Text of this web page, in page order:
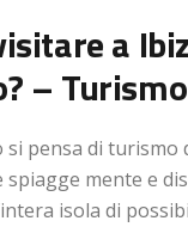
a
–
si pensa di turismo
spiagge mente e
isola di